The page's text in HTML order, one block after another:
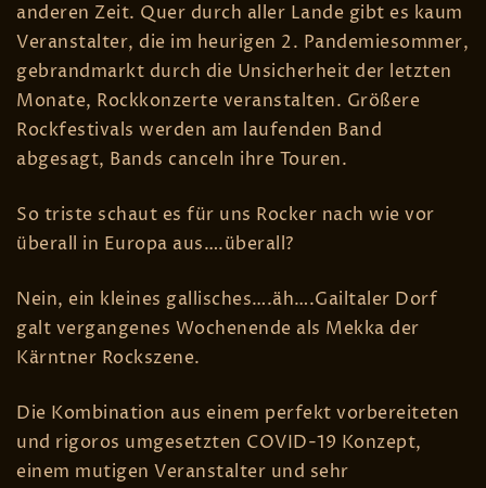
anderen Zeit. Quer durch aller Lande gibt es kaum
Veranstalter, die im heurigen 2. Pandemiesommer,
gebrandmarkt durch die Unsicherheit der letzten
Monate, Rockkonzerte veranstalten. Größere
Rockfestivals werden am laufenden Band
abgesagt, Bands canceln ihre Touren.
So triste schaut es für uns Rocker nach wie vor
überall in Europa aus….überall?
Nein, ein kleines gallisches….äh….Gailtaler Dorf
galt vergangenes Wochenende als Mekka der
Kärntner Rockszene.
Die Kombination aus einem perfekt vorbereiteten
und rigoros umgesetzten COVID-19 Konzept,
einem mutigen Veranstalter und sehr